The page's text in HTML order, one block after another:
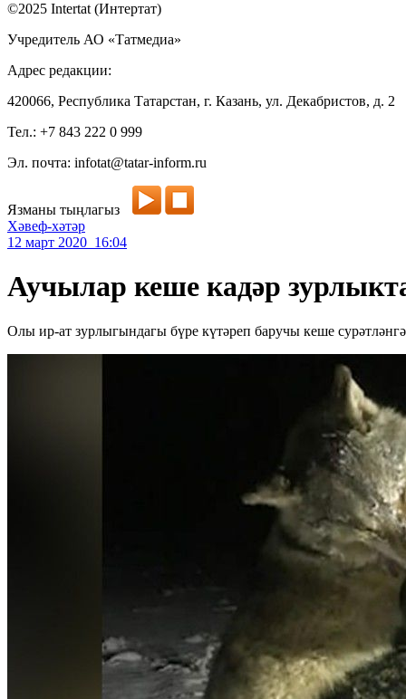
©2025 Intertat (Интертат)
Учредитель АО «Татмедиа»
Адрес редакции:
420066, Республика Татарстан, г. Казань, ул. Декабристов, д. 2
Тел.: +7 843 222 0 999
Эл. почта: infotat@tatar-inform.ru
Язманы тыңлагыз
Хәвеф-хәтәр
12 март 2020 16:04
Аучылар кеше кадәр
Олы ир-ат зурлыгындагы бүре күтәреп баручы кеше